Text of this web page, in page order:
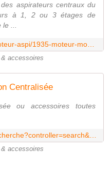
aspirateurs centraux du
à 1, 2 ou 3 étages de
...
accessoires
Centralisée
ou accessoires toutes
accessoires